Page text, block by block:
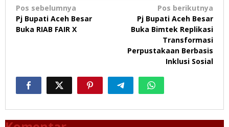
Navigasi
pos
Pos sebelumnya
Pj Bupati Aceh Besar
Buka RIAB FAIR X
Pos berikutnya
Pj Bupati Aceh Besar
Buka Bimtek Replikasi
Transformasi
Perpustakaan Berbasis
Inklusi Sosial